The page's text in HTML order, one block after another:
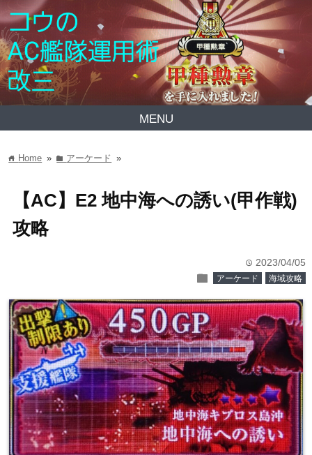
MENU
home Home » folder アーケード »
【AC】E2 地中海への誘い(甲作戦)
攻略
time 2023/04/05
folder アーケード 海域攻略